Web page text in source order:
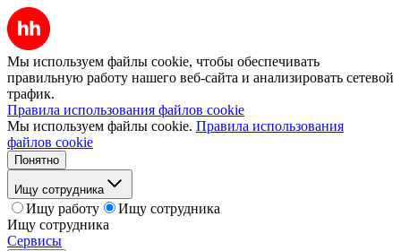
Мы используем файлы cookie, чтобы обеспечивать
правильную работу нашего веб-сайта и анализировать сетевой
трафик.
Правила использования файлов cookie
Мы используем файлы cookie. Правила использования
файлов cookie
Понятно
Ищу сотрудника
Ищу работу
Ищу сотрудника
Ищу сотрудника
Сервисы